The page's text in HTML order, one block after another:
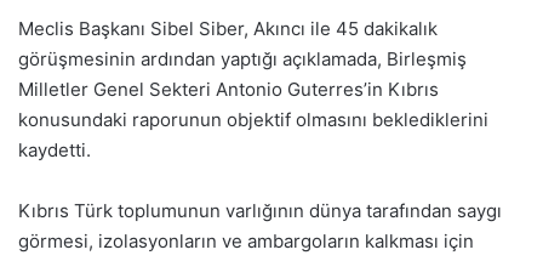
Meclis Başkanı Sibel Siber, Akıncı ile 45 dakikalık
görüşmesinin ardından yaptığı açıklamada, Birleşmiş
Milletler Genel Sekteri Antonio Guterres’in Kıbrıs
konusundaki raporunun objektif olmasını beklediklerini
kaydetti.
Kıbrıs Türk toplumunun varlığının dünya tarafından saygı
görmesi, izolasyonların ve ambargoların kalkması için